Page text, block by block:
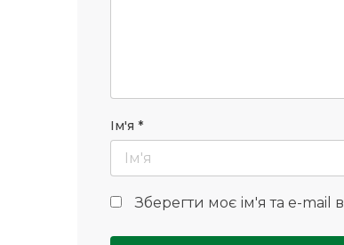
Ім'я *
Зберегти моє ім'я та e-mail